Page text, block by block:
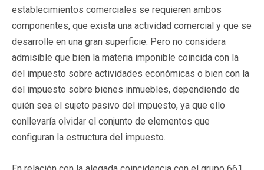
establecimientos comerciales se requieren ambos
componentes, que exista una actividad comercial y que se
desarrolle en una gran superficie. Pero no considera
admisible que bien la materia imponible coincida con la
del impuesto sobre actividades económicas o bien con la
del impuesto sobre bienes inmuebles, dependiendo de
quién sea el sujeto pasivo del impuesto, ya que ello
conllevaría olvidar el conjunto de elementos que
configuran la estructura del impuesto.